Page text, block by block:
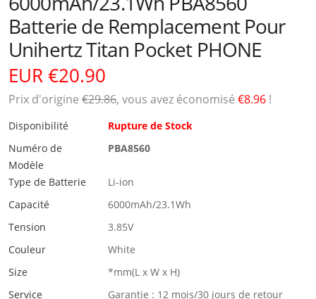
Batterie de Remplacement Pour
Unihertz Titan Pocket PHONE
EUR €20.90
Prix ​​d'origine €29.86, vous avez économisé €8.96 !
Disponibilité
Rupture de Stock
Numéro de
Modèle
PBA8560
Type de Batterie
Li-ion
Capacité
6000mAh/23.1Wh
Tension
3.85V
Couleur
White
Size
*mm(L x W x H)
Service
Garantie : 12 mois/30 jours de retour